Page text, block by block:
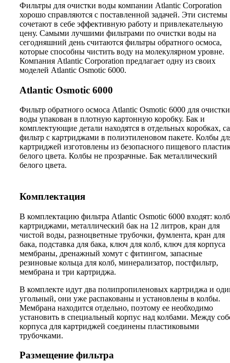
Фильтры для очистки воды компании Atlantic Corporation
хорошо справляются с поставленной задачей. Эти системы
сочетают в себе эффективную работу и привлекательную
цену. Самыми лучшими фильтрами по очистки воды на
сегодняшний день считаются фильтры обратного осмоса,
которые способны чистить воду на молекулярном уровне.
Компания Atlantic Corporation предлагает одну из своих
моделей Atlantic Osmotic 6000.
Atlantic Osmotic 6000
Фильтр обратного осмоса Atlantic Osmotic 6000 для очистки
воды упакован в плотную картонную коробку. Бак и
комплектующие детали находятся в отдельных коробках,
фильтр с картриджами в полиэтиленовом пакете. Колбы
картриджей изготовлены из безопасного пищевого
белого цвета. Колбы не прозрачные. Бак металлический
белого цвета.
Комплектация
В комплектацию фильтра Atlantic Osmotic 6000 входят:
картриджами, металлический бак на 12 литров, кран для
чистой воды, разноцветные трубочки, фумлента, кран для
бака, подставка для бака, ключ для колб, ключ для корпуса
мембраны, дренажный хомут с фитингом, запасные
резиновые кольца для колб, минерализатор, постфильтр,
мембрана и три картриджа.
В комплекте идут два полипропиленовых картриджа и
угольный, они уже распакованы и установлены в колбы.
Мембрана находится отдельно, поэтому ее необходимо
установить в специальный корпус над колбами. Между
корпуса для картриджей соединены пластиковыми
трубочками.
Размещение фильтра